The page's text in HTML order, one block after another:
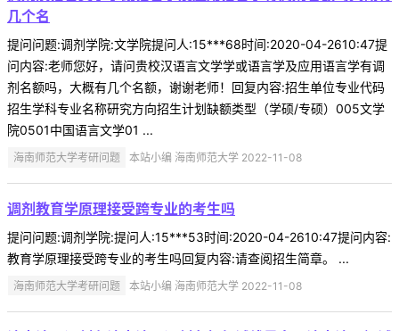
几个名
提问问题:调剂学院:文学院提问人:15***68时间:2020-04-2610:47提
问内容:老师您好，请问贵校汉语言文学学或语言学及应用语言学有调
剂名额吗，大概有几个名额，谢谢老师！回复内容:招生单位专业代码
招生学科专业名称研究方向招生计划缺额类型（学硕/专硕）005文学
院0501中国语言文学01 ...
海南师范大学考研问题 本站小编 海南师范大学 2022-11-08
调剂教育学原理接受跨专业的考生吗
提问问题:调剂学院:提问人:15***53时间:2020-04-2610:47提问内容:
教育学原理接受跨专业的考生吗回复内容:请查阅招生简章。 ...
海南师范大学考研问题 本站小编 海南师范大学 2022-11-08